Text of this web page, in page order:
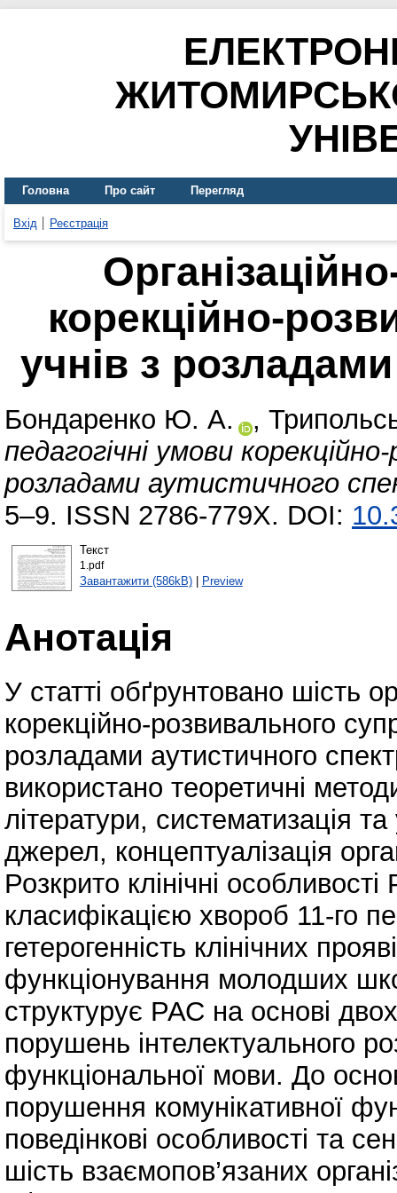
Головна Про сайт Перегляд
Вхід Реєстрація
корекційно-
учнів з
Бондаренко Ю. А. ,
педагогічні умови
розладами аутистичного
5–9. ISSN 2786-779X. DOI:
Текст
1.pdf
Завантажити (586kB)| Preview
Анотація
У статті обґрунтовано шість
корекційно-розвивального
розладами аутистичного
використано теоретичні
літератури, систематизація
джерел, концептуалізація
Розкрито клінічні
класифікацією хвороб 11-го
гетерогенність клінічних
функціонування молодших
структурує РАС на основі двох
порушень інтелектуального
функціональної мови. До
порушення комунікативної
поведінкові особливості та
шість взаємопов’язаних